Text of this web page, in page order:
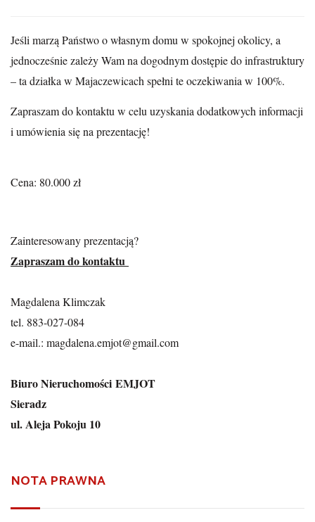
Jeśli marzą Państwo o własnym domu w spokojnej okolicy, a
jednocześnie zależy Wam na dogodnym dostępie do infrastruktury
– ta działka w Majaczewicach spełni te oczekiwania w 100%.
Zapraszam do kontaktu w celu uzyskania dodatkowych informacji
i umówienia się na prezentację!
Cena: 80.000 zł
Zainteresowany prezentacją?
Zapraszam do kontaktu
Magdalena Klimczak
tel. 883-027-084
e-mail.: magdalena.emjot@gmail.com
Biuro Nieruchomości EMJOT
Sieradz
ul. Aleja Pokoju 10
NOTA PRAWNA